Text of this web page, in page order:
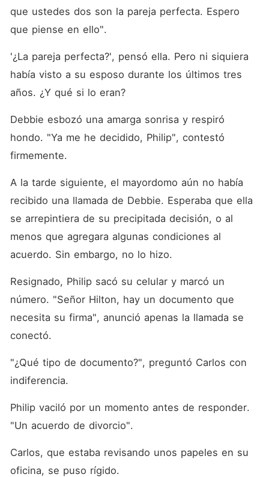
que ustedes dos son la pareja perfecta. Espero
que piense en ello".
'¿La pareja perfecta?', pensó ella. Pero ni siquiera
había visto a su esposo durante los últimos tres
años. ¿Y qué si lo eran?
Debbie esbozó una amarga sonrisa y respiró
hondo. "Ya me he decidido, Philip", contestó
firmemente.
A la tarde siguiente, el mayordomo aún no había
recibido una llamada de Debbie. Esperaba que ella
se arrepintiera de su precipitada decisión, o al
menos que agregara algunas condiciones al
acuerdo. Sin embargo, no lo hizo.
Resignado, Philip sacó su celular y marcó un
número. "Señor Hilton, hay un documento que
necesita su firma", anunció apenas la llamada se
conectó.
"¿Qué tipo de documento?", preguntó Carlos con
indiferencia.
Philip vaciló por un momento antes de responder.
"Un acuerdo de divorcio".
Carlos, que estaba revisando unos papeles en su
oficina, se puso rígido.